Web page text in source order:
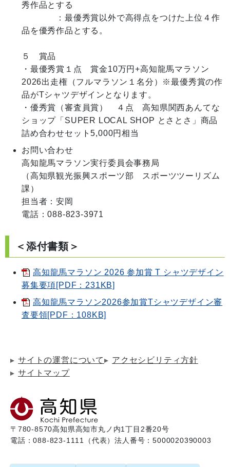
秀作品とする
：最優秀賞以外で高得点をつけた上位４作
品を優秀作品とする。
５　賞品
・最優秀賞１点　賞金10万円+高知龍馬マラソン
2026出走権（フルマラソン１名分）※最優秀賞の作
品がTシャツデザインとなります。
・優秀賞（審査員賞）　４点　高知県関西あんてな
ショップ「SUPER LOCAL SHOP とさとさ」商品
お問い合わせ
高知龍馬マラソン実行委員会事務局
（高知県観光振興スポーツ部　スポーツツーリズム
課）
担当者：安岡
＜添付書類＞
高知龍馬マラソン 2026 参加賞 T シャツデザイン
募集要項[PDF：231KB]
高知龍馬マラソン2026参加賞Tシャツデザイン審
査要領[PDF：108KB]
サイトの運営について
アクセシビリティ方針
サイトマップ
〒780-8570高知県高知市丸ノ内1丁目2番20号
電話：088-823-1111（代表）法人番号：5000020390003